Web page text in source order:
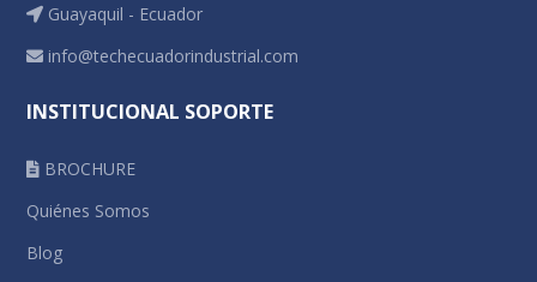
Guayaquil - Ecuador
info@techecuadorindustrial.com
INSTITUCIONAL SOPORTE
BROCHURE
Quiénes Somos
Blog